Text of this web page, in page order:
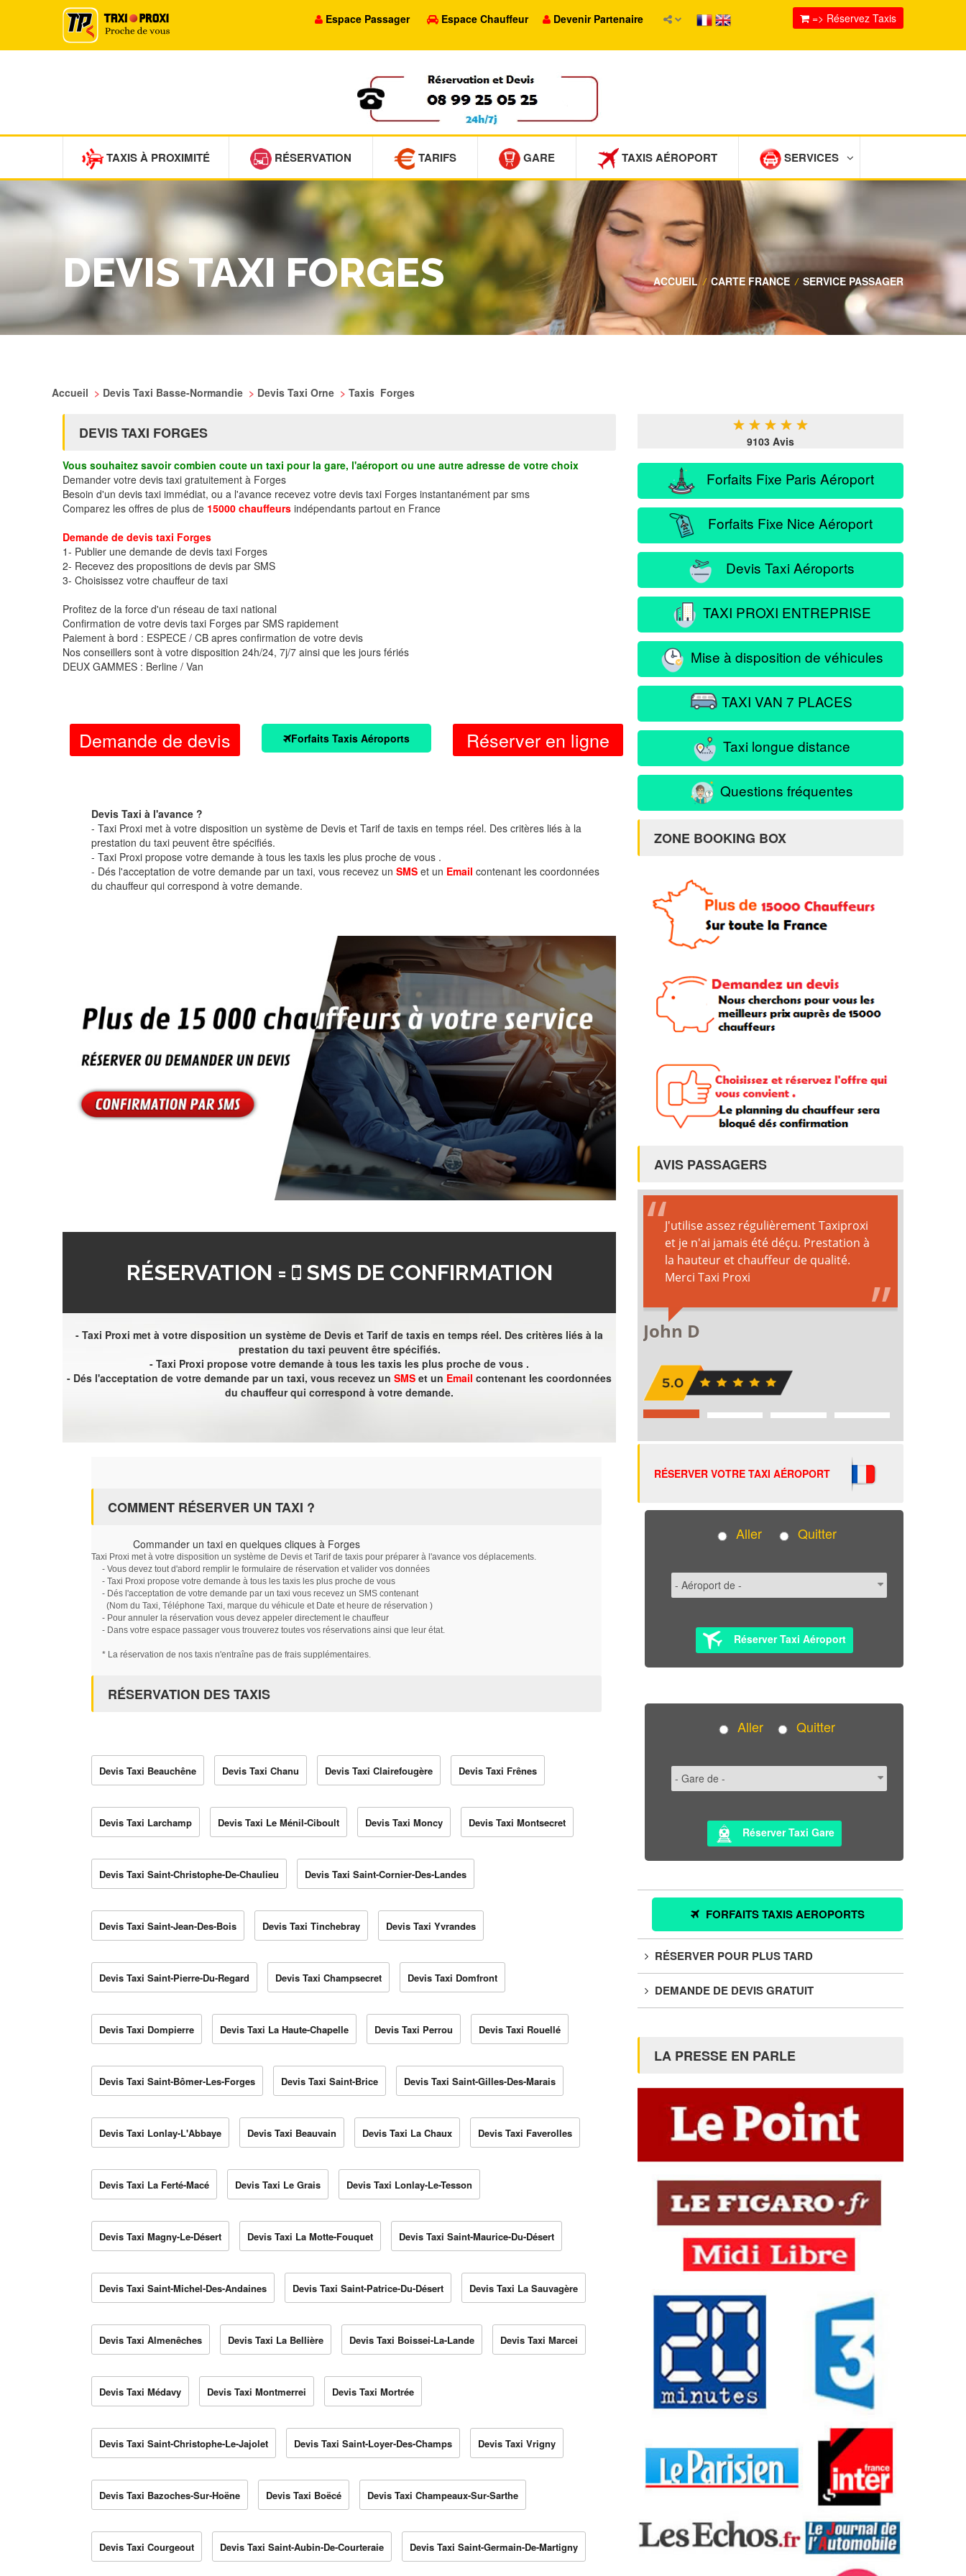
Espace Passager Espace Chauffeur Devenir Partenaire => Réservez Taxis
TAXIS À PROXIMITÉ RÉSERVATION TARIFS GARE TAXIS AÉROPORT SERVICES
DEVIS TAXI FORGES ACCUEIL / CARTE FRANCE / SERVICE PASSAGER
Accueil > Devis Taxi Basse-Normandie > Devis Taxi Orne > Taxis Forges
DEVIS TAXI FORGES
Vous souhaitez savoir combien coute un taxi pour la gare, l'aéroport ou une autre adresse de votre choix
Demander votre devis taxi gratuitement à Forges
Besoin d'un devis taxi immédiat, ou a l'avance recevez votre devis taxi Forges instantanément par sms
Comparez les offres de plus de 15000 chauffeurs indépendants partout en France
Demande de devis taxi Forges
1- Publier une demande de devis taxi Forges
2- Recevez des propositions de devis par SMS
3- Choisissez votre chauffeur de taxi
Profitez de la force d'un réseau de taxi national
Confirmation de votre devis taxi Forges par SMS rapidement
Paiement à bord : ESPECE / CB apres confirmation de votre devis
Nos conseillers sont à votre disposition 24h/24, 7j/7 ainsi que les jours fériés
DEUX GAMMES : Berline / Van
Demande de devis Forfaits Taxis Aéroports Réserver en ligne
Devis Taxi à l'avance ?
- Taxi Proxi met à votre disposition un système de Devis et Tarif de taxis en temps réel. Des critères liés à la
prestation du taxi peuvent être spécifiés.
- Taxi Proxi propose votre demande à tous les taxis les plus proche de vous .
- Dés l'acceptation de votre demande par un taxi, vous recevez un SMS et un Email contenant les coordonnées
du chauffeur qui correspond à votre demande.
RÉSERVATION = SMS DE CONFIRMATION
- Taxi Proxi met à votre disposition un système de Devis et Tarif de taxis en temps réel. Des critères liés à la
prestation du taxi peuvent être spécifiés.
- Taxi Proxi propose votre demande à tous les taxis les plus proche de vous .
- Dés l'acceptation de votre demande par un taxi, vous recevez un SMS et un Email contenant les coordonnées
du chauffeur qui correspond à votre demande.
COMMENT RÉSERVER UN TAXI ?
Commander un taxi en quelques cliques à Forges
Taxi Proxi met à votre disposition un système de Devis et Tarif de taxis pour préparer à l'avance vos déplacements.
- Vous devez tout d'abord remplir le formulaire de réservation et valider vos données
- Taxi Proxi propose votre demande à tous les taxis les plus proche de vous
- Dés l'acceptation de votre demande par un taxi vous recevez un SMS contenant
(Nom du Taxi, Téléphone Taxi, marque du véhicule et Date et heure de réservation )
- Pour annuler la réservation vous devez appeler directement le chauffeur
- Dans votre espace passager vous trouverez toutes vos réservations ainsi que leur état.
* La réservation de nos taxis n'entraîne pas de frais supplémentaires.
RÉSERVATION DES TAXIS
Devis Taxi Beauchêne Devis Taxi Chanu Devis Taxi Clairefougère Devis Taxi Frênes
Devis Taxi Larchamp Devis Taxi Le Ménil-Ciboult Devis Taxi Moncy Devis Taxi Montsecret
Devis Taxi Saint-Christophe-De-Chaulieu Devis Taxi Saint-Cornier-Des-Landes
Devis Taxi Saint-Jean-Des-Bois Devis Taxi Tinchebray Devis Taxi Yvrandes
Devis Taxi Saint-Pierre-Du-Regard Devis Taxi Champsecret Devis Taxi Domfront
Devis Taxi Dompierre Devis Taxi La Haute-Chapelle Devis Taxi Perrou Devis Taxi Rouellé
Devis Taxi Saint-Bômer-Les-Forges Devis Taxi Saint-Brice Devis Taxi Saint-Gilles-Des-Marais
Devis Taxi Lonlay-L'Abbaye Devis Taxi Beauvain Devis Taxi La Chaux Devis Taxi Faverolles
Devis Taxi La Ferté-Macé Devis Taxi Le Grais Devis Taxi Lonlay-Le-Tesson
Devis Taxi Magny-Le-Désert Devis Taxi La Motte-Fouquet Devis Taxi Saint-Maurice-Du-Désert
Devis Taxi Saint-Michel-Des-Andaines Devis Taxi Saint-Patrice-Du-Désert Devis Taxi La Sauvagère
Devis Taxi Almenêches Devis Taxi La Bellière Devis Taxi Boissei-La-Lande Devis Taxi Marcei
Devis Taxi Médavy Devis Taxi Montmerrei Devis Taxi Mortrée
Devis Taxi Saint-Christophe-Le-Jajolet Devis Taxi Saint-Loyer-Des-Champs Devis Taxi Vrigny
Devis Taxi Bazoches-Sur-Hoëne Devis Taxi Boëcé Devis Taxi Champeaux-Sur-Sarthe
Devis Taxi Courgeout Devis Taxi Saint-Aubin-De-Courteraie Devis Taxi Saint-Germain-De-Martigny
★ ★ ★ ★ ★
9103 Avis
Forfaits Fixe Paris Aéroport
Forfaits Fixe Nice Aéroport
Devis Taxi Aéroports
TAXI PROXI ENTREPRISE
Mise à disposition de véhicules
TAXI VAN 7 PLACES
Taxi longue distance
Questions fréquentes
ZONE BOOKING BOX
AVIS PASSAGERS
RÉSERVER VOTRE TAXI AÉROPORT
Aller Quitter
Réserver Taxi Aéroport
Aller Quitter
Réserver Taxi Gare
FORFAITS TAXIS AEROPORTS
RÉSERVER POUR PLUS TARD
DEMANDE DE DEVIS GRATUIT
LA PRESSE EN PARLE